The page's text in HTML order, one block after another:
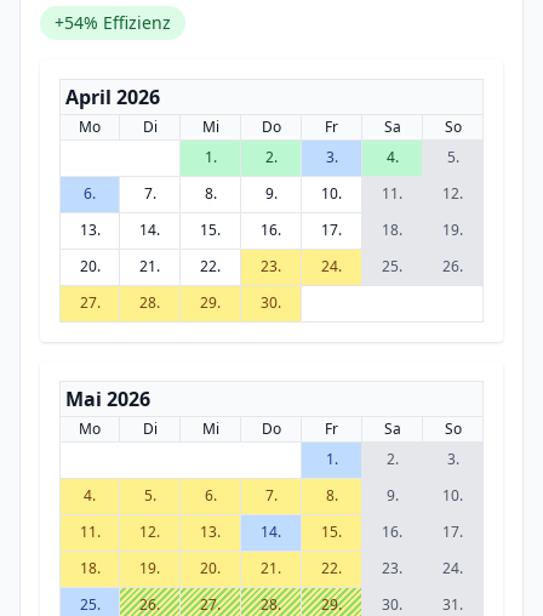
+54% Effizienz
April 2026
Mo Di Mi Do Fr Sa
So
1.
2. 3. 4.
5.
6.
7. 8. 9. 10. 11.
12.
13.
14. 15. 16. 17. 18.
19.
20.
21. 22. 23. 24. 25.
26.
27.
28. 29. 30.
Mai 2026
Mo Di Mi Do Fr Sa
So
1.
2.
3.
4.
5. 6. 7. 8. 9.
10.
11.
12. 13. 14. 15. 16.
17.
18.
19. 20. 21. 22. 23.
24.
25.
26. 27. 28. 29. 30. 31.